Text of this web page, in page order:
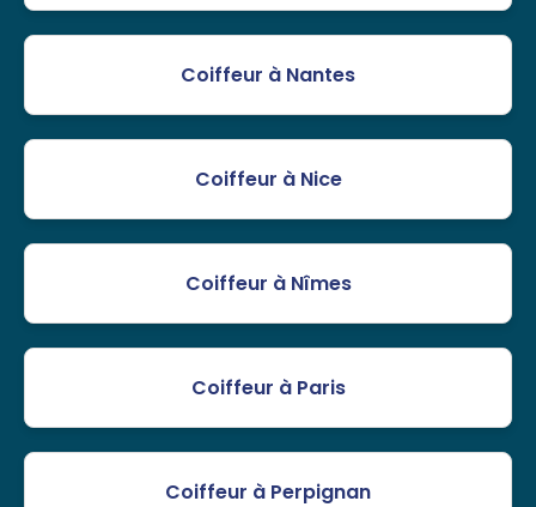
Coiffeur à Nantes
Coiffeur à Nice
Coiffeur à Nîmes
Coiffeur à Paris
Coiffeur à Perpignan